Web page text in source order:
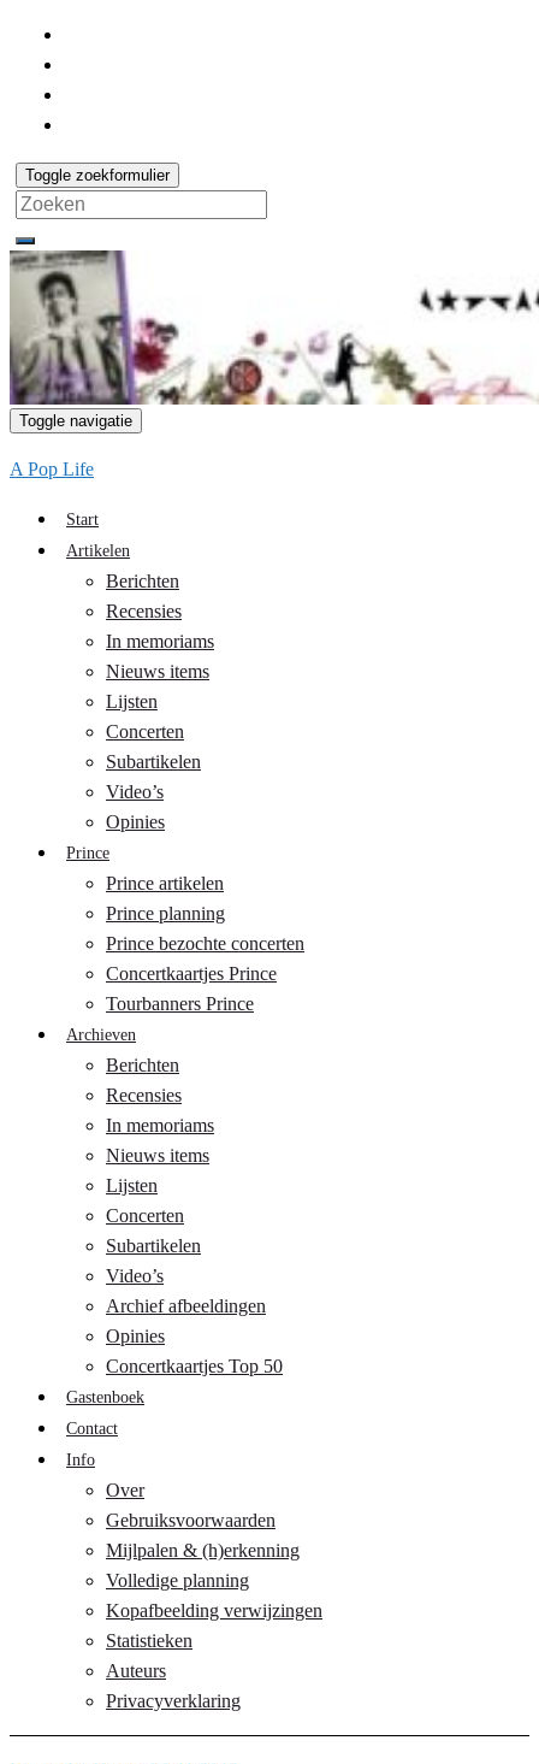
Toggle zoekformulier
Search
for:
Toggle navigatie
A Pop Life
Start
Artikelen
Berichten
Recensies
In memoriams
Nieuws items
Lijsten
Concerten
Subartikelen
Video’s
Opinies
Prince
Prince artikelen
Prince planning
Prince bezochte concerten
Concertkaartjes Prince
Tourbanners Prince
Archieven
Berichten
Recensies
In memoriams
Nieuws items
Lijsten
Concerten
Subartikelen
Video’s
Archief afbeeldingen
Opinies
Concertkaartjes Top 50
Gastenboek
Contact
Info
Over
Gebruiksvoorwaarden
Mijlpalen & (h)erkenning
Volledige planning
Kopafbeelding verwijzingen
Statistieken
Auteurs
Privacyverklaring